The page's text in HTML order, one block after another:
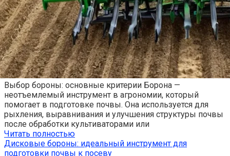
Выбор бороны: основные критерии Борона —
неотъемлемый инструмент в агрономии, который
помогает в подготовке почвы. Она используется для
рыхления, выравнивания и улучшения структуры почвы
после обработки культиваторами или
Читать полностью
Дисковые бороны: идеальный инструмент для
подготовки почвы к посеву